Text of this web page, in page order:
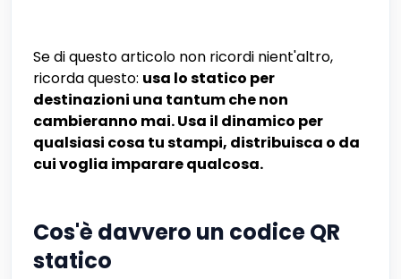
Se di questo articolo non ricordi nient'altro,
ricorda questo: usa lo statico per
destinazioni una tantum che non
cambieranno mai. Usa il dinamico per
qualsiasi cosa tu stampi, distribuisca o da
cui voglia imparare qualcosa.
Cos'è davvero un codice QR
statico